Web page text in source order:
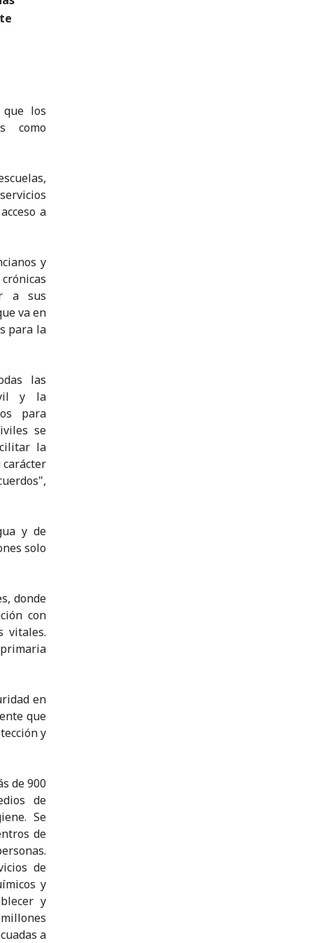
los
como
a
y
a sus
va en
para la
las
y la
para
se
la
y de
solo
donde
con
vitales.
en
que
y
de 900
de
Se
de
de
y
y
a